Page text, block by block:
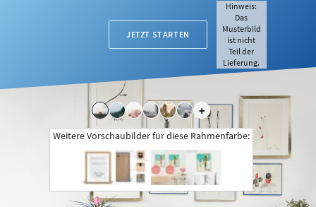
JETZT STARTEN
+
Hinweis:
Das
Musterbild
ist nicht
Teil der
Lieferung.
Weitere Vorschaubilder für diese Rahmenfarbe: